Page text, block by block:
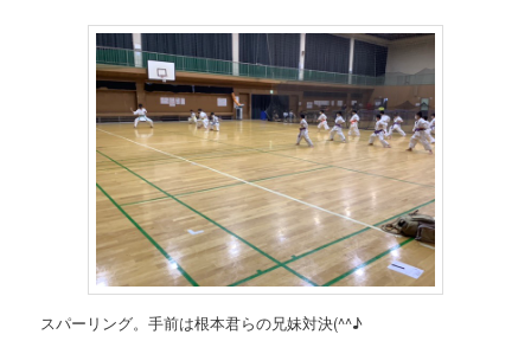
スパーリング。手前は根本君らの兄妹対決(^^♪